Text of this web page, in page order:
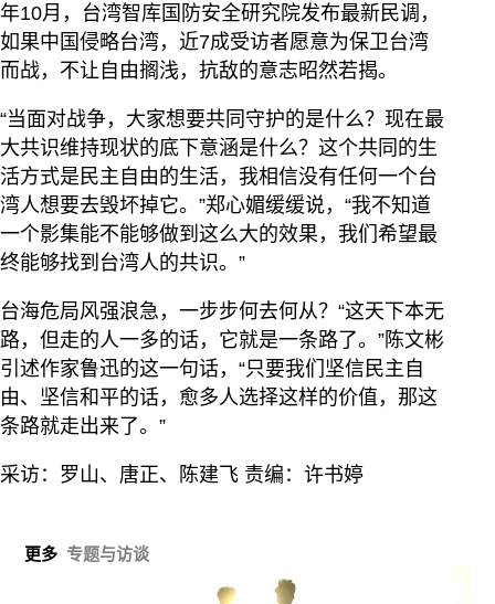
年10月，台湾智库国防安全研究院发布最新民调，
如果中国侵略台湾，近7成受访者愿意为保卫台湾
而战，不让自由搁浅，抗敌的意志昭然若揭。
“当面对战争，大家想要共同守护的是什么？现在最
大共识维持现状的底下意涵是什么？这个共同的生
活方式是民主自由的生活，我相信没有任何一个台
湾人想要去毁坏掉它。”郑心媚缓缓说，“我不知道
一个影集能不能够做到这么大的效果，我们希望最
终能够找到台湾人的共识。”
台海危局风强浪急，一步步何去何从？“这天下本无
路，但走的人一多的话，它就是一条路了。”陈文彬
引述作家鲁迅的这一句话，“只要我们坚信民主自
由、坚信和平的话，愈多人选择这样的价值，那这
条路就走出来了。”
采访：罗山、唐正、陈建飞 责编：许书婷
更多 专题与访谈